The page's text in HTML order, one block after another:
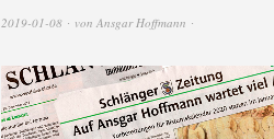
2019-01-08 von Ansgar Hoffmann